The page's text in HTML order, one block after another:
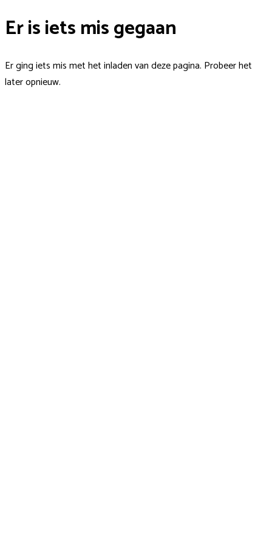
Er is iets mis gegaan
Er ging iets mis met het inladen van deze pagina. Probeer het
later opnieuw.